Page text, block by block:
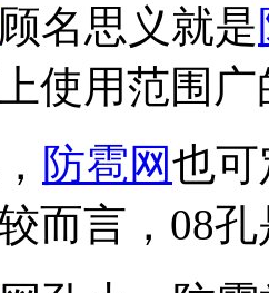
顾名思义就是
使用范围广
防雹网也可
而言，08